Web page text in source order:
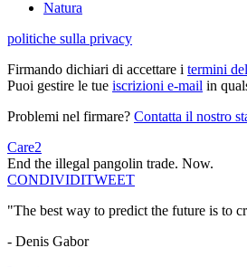
Natura
politiche sulla privacy
Firmando dichiari di accettare i termini
Puoi gestire le tue iscrizioni e-mail in
Problemi nel firmare? Contatta il nostro
Care2
End the illegal pangolin trade. Now.
CONDIVIDITWEET
"The best way to predict the future is to
- Denis Gabor